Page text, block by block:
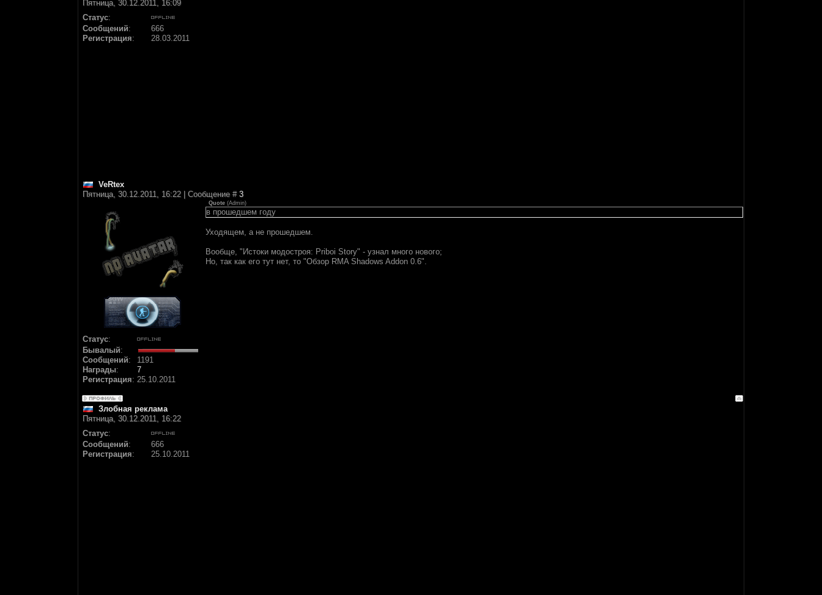
Пятница, 30.12.2011, 16:09
Статус:
Сообщений:
666
Регистрация: 28.03.2011
VeRtex
Пятница, 30.12.2011, 16:22 | Сообщение # 3
Статус:
Бывалый:
Сообщений:
1191
Награды:
7
Регистрация: 25.10.2011
Quote (Аdmin)
в прошедшем году
Уходящем, а не прошедшем.
Вообще, "Истоки модостроя: Priboi Story" - узнал много нового;
Но, так как его тут нет, то "Обзор RMA Shadows Addon 0.6".
Злобная реклама
Пятница, 30.12.2011, 16:22
Статус:
Сообщений:
666
Регистрация: 25.10.2011